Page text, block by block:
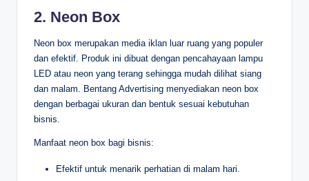
2. Neon Box
Neon box merupakan media iklan luar ruang yang populer
dan efektif. Produk ini dibuat dengan pencahayaan lampu
LED atau neon yang terang sehingga mudah dilihat siang
dan malam. Bentang Advertising menyediakan neon box
dengan berbagai ukuran dan bentuk sesuai kebutuhan
bisnis.
Manfaat neon box bagi bisnis:
Efektif untuk menarik perhatian di malam hari.